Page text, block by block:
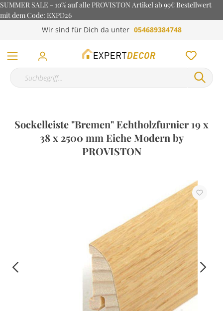
SUMMER SALE - 10% auf alle PROVISTON Artikel ab 99€ Bestellwert
mit dem Code: EXPD26
Wir sind für Dich da unter 054689384748
Sockelleiste "Bremen" Echtholzfurnier 19 x
38 x 2500 mm Eiche Modern by
PROVISTON